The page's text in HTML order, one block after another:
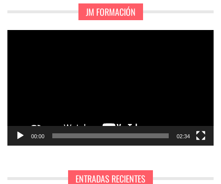
JM FORMACIÓN
00:00 02:34
ENTRADAS RECIENTES